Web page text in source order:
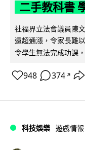
二手教科書
社福界立法會議員陳
遠超通漲，令家長難
令學生無法完成功課
948 374 ↗
科技娛樂 遊戲情報